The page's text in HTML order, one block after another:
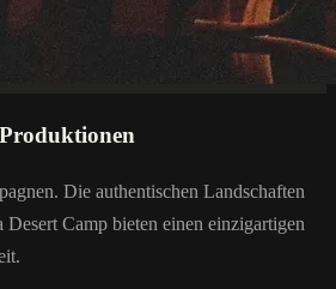
Die authentischen Landschaften
Camp bieten einen einzigartigen